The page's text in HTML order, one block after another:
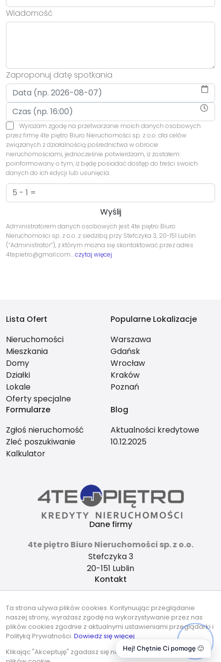
Wiadomość
Zaproponuj datę spotkania
Wyrażam zgodę na przetwarzanie moich danych osobowych
przez firmę 4te piętro Biuro Nieruchomości sp. z o.o. dla celów
związanych z działalnością pośrednictwa w obrocie
nieruchomościami, jednocześnie potwierdzam, iż zostałem
poinformowany o tym, iż będę posiadać dostęp do treści swoich
danych do ich edycji lub usunięcia.
Administratorem danych osobowych jest 4te piętro Biuro
Nieruchomości sp. z o.o. z siedzibą przy Stefczyka 3, 20-151 Lublin
(“Administrator”), z którym można się skontaktować przez adres
4tepietro@gmail.com…czytaj więcej
Lista Ofert
Nieruchomości
Mieszkania
Domy
Działki
Lokale
Oferty specjalne
Popularne Lokalizacje
Warszawa
Gdańsk
Wrocław
Kraków
Poznań
Formularze
Zgłoś nieruchomość
Zleć poszukiwanie
Kalkulator
Blog
Aktualności kredytowe
10.12.2025
Dane firmy
4te piętro Biuro Nieruchomości sp. z o.o.
Stefczyka 3
20-151 Lublin
Kontakt
737-490-490
Znajdziesz nas tu
Ta strona używa plików cookies. Kontynuując przeglądanie
naszej strony, wyrażasz zgodę na wykorzystywanie przez nas
plików cookies zgodnie z aktualnymi ustawieniami przeglądarki i
Polityką Prywatności. Dowiedz się więcej
Klikając "Akceptuję" zgadasz się na wykorzystywanie przez nas
Hej! Chętnie Ci pomogę 🙂